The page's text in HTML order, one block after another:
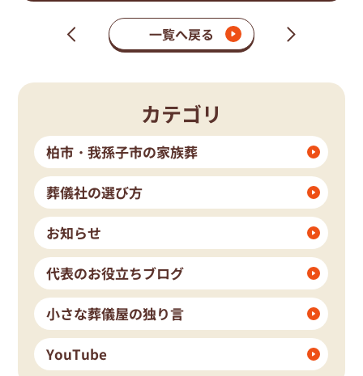
ー
一覧へ戻る
前
ー
カテゴリ
柏市・我孫子市の家族葬
葬儀社の選び方
お知らせ
代表のお役立ちブログ
小さな葬儀屋の独り言
YouTube